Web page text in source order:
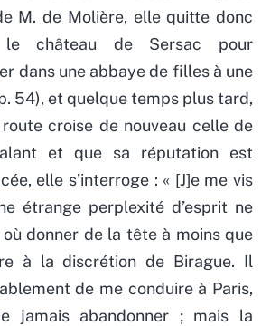
M. de Molière, elle quitte donc
le château de Sersac pour
dans une abbaye de filles à une
54), et quelque temps plus tard,
croise de nouveau celle de
et que sa réputation est
elle s’interroge : « [J]e me vis
étrange perplexité d’esprit ne
donner de la tête à moins que
à la discrétion de Birague. Il
de me conduire à Paris,
jamais abandonner ; mais la